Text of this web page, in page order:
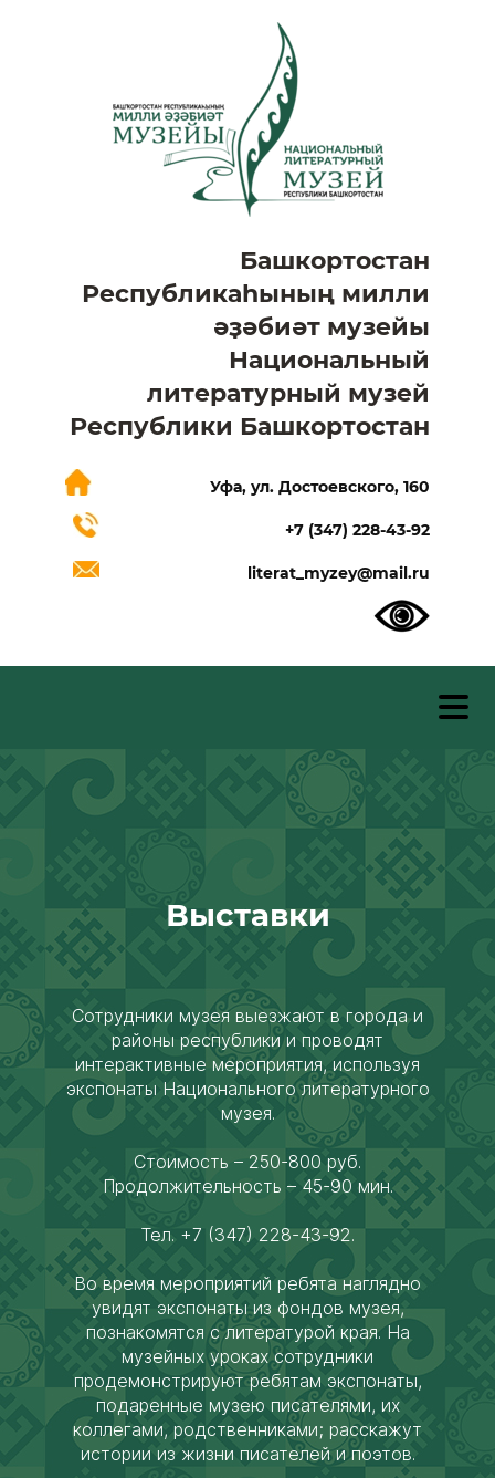
Башкортостан
Республикаһының милли
әҙәбиәт музейы
Национальный
литературный музей
Республики Башкортостан
Уфа, ул. Достоевского, 160
+7 (347) 228-43-92
literat_myzey@mail.ru
Выставки
Сотрудники музея выезжают в города и
районы республики и проводят
интерактивные мероприятия, используя
экспонаты Национального литературного
музея.
Стоимость – 250-800 руб.
Продолжительность – 45-90 мин.
Тел. +7 (347) 228-43-92.
Во время мероприятий ребята наглядно
увидят экспонаты из фондов музея,
познакомятся с литературой края. На
музейных уроках сотрудники
продемонстрируют ребятам экспонаты,
подаренные музею писателями, их
коллегами, родственниками; расскажут
истории из жизни писателей и поэтов.